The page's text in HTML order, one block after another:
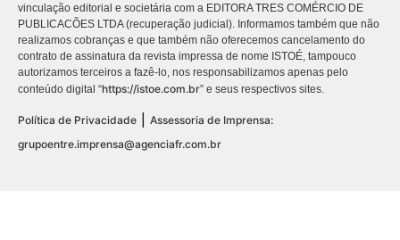
vinculação editorial e societária com a EDITORA TRES COMÉRCIO DE
PUBLICACÕES LTDA (recuperação judicial). Informamos também que não
realizamos cobranças e que também não oferecemos cancelamento do
contrato de assinatura da revista impressa de nome ISTOÉ, tampouco
autorizamos terceiros a fazê-lo, nos responsabilizamos apenas pelo
conteúdo digital “https://istoe.com.br” e seus respectivos sites.
Política de Privacidade | Assessoria de Imprensa:
grupoentre.imprensa@agenciafr.com.br